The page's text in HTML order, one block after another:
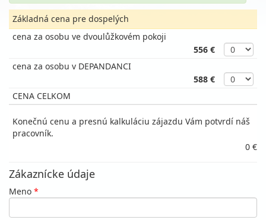
Základná cena pre dospelých
cena za osobu ve dvoulůžkovém pokoji
556 €
cena za osobu v DEPANDANCI
588 €
CENA CELKOM
Konečnú cenu a presnú kalkuláciu zájazdu Vám potvrdí náš
pracovník.
0 €
Zákaznícke údaje
Meno *